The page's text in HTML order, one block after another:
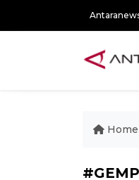
Home